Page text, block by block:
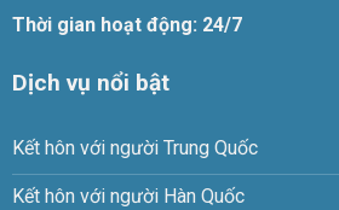
Thời gian hoạt động: 24/7
Dịch vụ nổi bật
Kết hôn với người Trung Quốc
Kết hôn với người Hàn Quốc